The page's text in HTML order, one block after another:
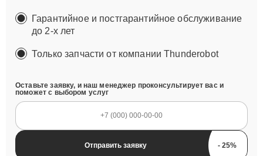
Гарантийное и постгарантийное обслуживание
до 2-х лет
Только запчасти от компании Thunderobot
Оставьте заявку, и наш менеджер проконсультирует вас и
поможет с выбором услуг
Отправить заявку